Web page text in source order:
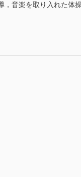
音楽を取り入れた体